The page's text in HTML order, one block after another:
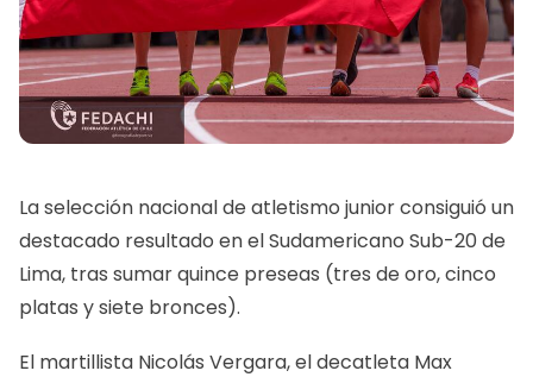
La selección nacional de atletismo junior consiguió un
destacado resultado en el Sudamericano Sub-20 de
Lima, tras sumar quince preseas (tres de oro, cinco
platas y siete bronces).
El martillista Nicolás Vergara, el decatleta Max